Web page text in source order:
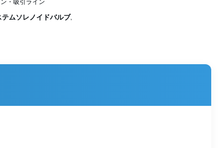
ムソレノイドバルブ,